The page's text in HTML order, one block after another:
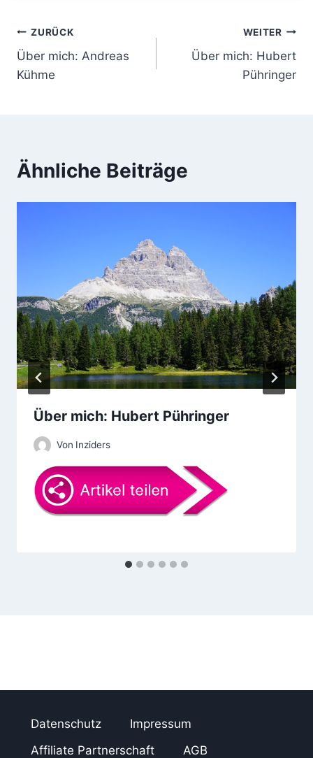
B
e
r
a
a
v
i
g
ZURÜCK
Über mich: Andreas
Kühme
WEITER
Über mich: Hubert
Pühringer
Ähnliche Beiträge
Über mich: Hubert Pühringer
Von Inziders
Datenschutz
Impressum
Affiliate Partnerschaft
AGB